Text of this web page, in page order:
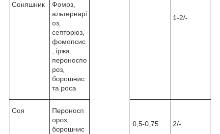
Соняшник
Фомоз,
альтернарі
оз,
септоріоз,
фомопсис
, іржа,
пероноспо
роз,
борошнис
та роса
1-2/-
Соя
Пероносп
ороз,
борошнис
0,5-0,75 2/-